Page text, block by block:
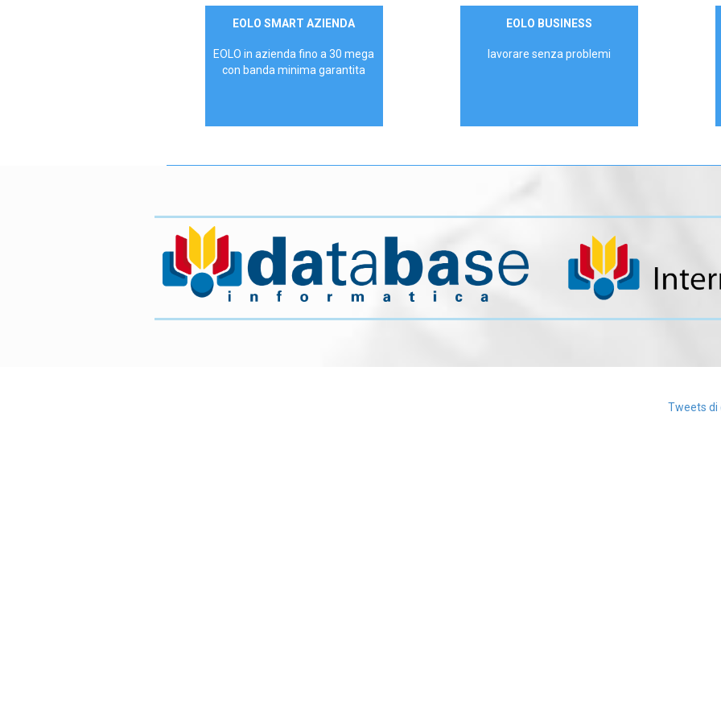
Contattaci
EOLO SMART AZIENDA
EOLO in azienda fino a 30 mega
con banda minima garantita
ContattaciEOLO BUSINESS
lavorare senza problemi
Tweets di